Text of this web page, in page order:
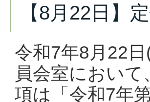
【8月22日】
令和7年8月22
員会室におい
項は「令和7年